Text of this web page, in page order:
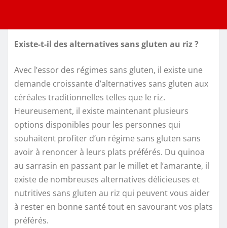
Existe-t-il des alternatives sans gluten au riz ?
Avec l’essor des régimes sans gluten, il existe une
demande croissante d’alternatives sans gluten aux
céréales traditionnelles telles que le riz.
Heureusement, il existe maintenant plusieurs
options disponibles pour les personnes qui
souhaitent profiter d’un régime sans gluten sans
avoir à renoncer à leurs plats préférés. Du quinoa
au sarrasin en passant par le millet et l’amarante, il
existe de nombreuses alternatives délicieuses et
nutritives sans gluten au riz qui peuvent vous aider
à rester en bonne santé tout en savourant vos plats
préférés.